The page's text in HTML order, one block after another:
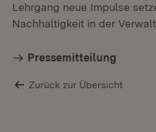
Lehrgang neue Impulse
Nachhaltigkeit in der
Pressemitteilung
Zurück zur Übersicht